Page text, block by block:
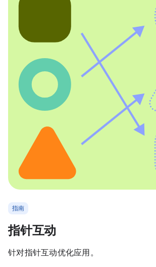
指南
指针互动
针对指针互动优化应用。